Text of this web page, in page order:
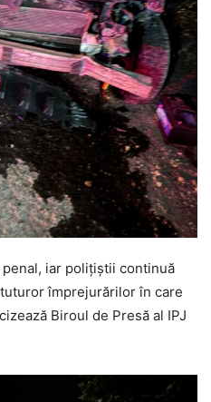
iar polițiștii continuă
împrejurărilor în care
Biroul de Presă al IPJ